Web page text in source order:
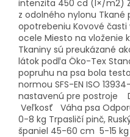
intenzita 450 cd (l×/m2)
z odolného nylonu Tkané
opotrebeniu Kovové
ocele Miesto na vloženie
Tkaniny sú preukázané
látok podľa Öko-Tex
popruhu na psa bola
normou SFS-EN ISO
nastavenú pre postroje
Veľkosť Váha psa
0-8 kg Trpasličí pinč,
španiel 45-60 cm 5-15 kg